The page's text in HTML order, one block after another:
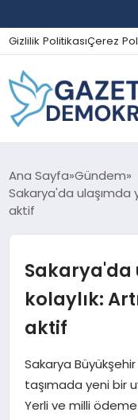
Gizlilik PolitikasıÇerez
GÜNDEM
EKONOMI
SPOR
SAĞLIK
Ana Sayfa Gündem
Sakarya'da ulaşımda
aktif
Sakarya'da
kolaylık:
aktif
Sakarya
taşımada yeni bir
Yerli ve milli